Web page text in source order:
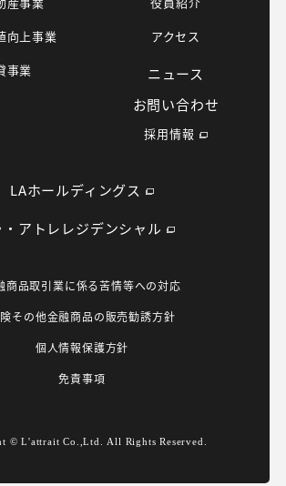
向上事業
事業
アクセス
ニュース
お問い合わせ
採用情報
LAホールディングス
・アトレレジデンシャル
商品取引業に係る苦情等への対応
その他金融商品の販売勧誘方針
個人情報保護方針
免責事項
© L'attrait Co.,Ltd. All Rights Reserved.